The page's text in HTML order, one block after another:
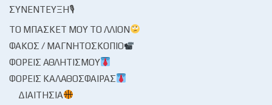
ΣΥΝΈΝΤΕΥΞΗ🎙
ΤΟ ΜΠΆΣΚΕΤ ΜΟΥ ΤΟ ΛΛΊΟΝ
ΦΑΚΌΣ / ΜΑΓΝΗΤΟΣΚΌΠΙΟ
ΦΟΡΕΊΣ ΑΘΛΗΤΙΣΜΟΎ
ΦΟΡΕΊΣ ΚΑΛΑΘΌΣΦΑΙΡΑΣ
ΔΙΑΙΤΗΣΊΑ